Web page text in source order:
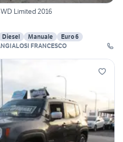
Limited 2016
Diesel Manuale
Euro 6
FRANCESCO